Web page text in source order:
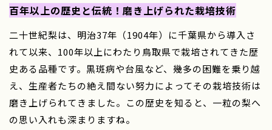
百年以上の歴史と伝統！磨き上げられた栽培技術
二十世紀梨は、明治37年（1904年）に千葉県から導入さ
れて以来、100年以上にわたり鳥取県で栽培されてきた歴
史ある品種です。黒斑病や台風など、幾多の困難を乗り越
え、生産者たちの絶え間ない努力によってその栽培技術は
磨き上げられてきました。この歴史を知ると、一粒の梨へ
の思い入れも深まりますね。